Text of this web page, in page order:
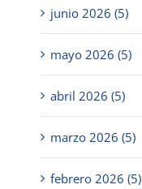
junio 2026 (5)
mayo 2026 (5)
abril 2026 (5)
marzo 2026 (5)
febrero 2026 (5)